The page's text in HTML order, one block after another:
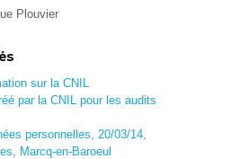
Plouvier
sur la CNIL
par la CNIL pour les audits
personnelles, 20/03/14,
Marcq-en-Baroeul